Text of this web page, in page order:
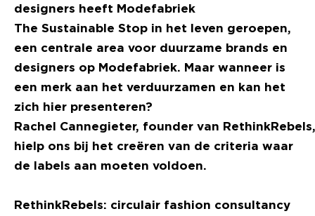
designers heeft Modefabriek
The Sustainable Stop in het leven geroepen,
een centrale area voor duurzame brands en
designers op Modefabriek. Maar wanneer is
een merk aan het verduurzamen en kan het
zich hier presenteren?
Rachel Cannegieter, founder van RethinkRebels,
hielp ons bij het creëren van de criteria waar
de labels aan moeten voldoen.
RethinkRebels: circulair fashion consultancy